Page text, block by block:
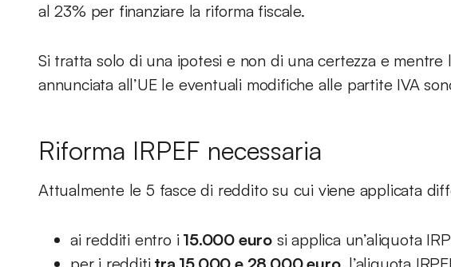
al 23% per finanziare la riforma fiscale.
Si tratta solo di una ipotesi e non di una certezza e mentre
annunciata all’UE le eventuali modifiche alle partite IVA
Riforma IRPEF necessaria
Attualmente le 5 fasce di reddito su cui viene applicata
ai redditi entro i 15.000 euro si applica un’aliquota